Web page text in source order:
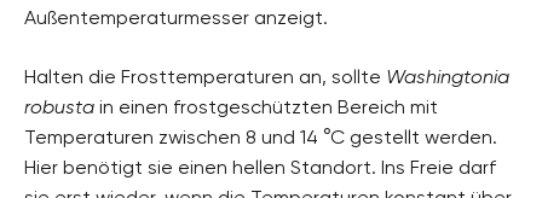
Außentemperaturmesser anzeigt.
Halten die Frosttemperaturen an, sollte Washingtonia
robusta in einen frostgeschützten Bereich mit
Temperaturen zwischen 8 und 14 °C gestellt werden.
Hier benötigt sie einen hellen Standort. Ins Freie darf